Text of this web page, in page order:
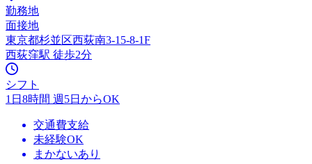
勤務地
面接地
東京都杉並区西荻南3-15-8-1F
西荻窪駅 徒歩2分
シフト
1日8時間 週5日からOK
交通費支給
未経験OK
まかないあり